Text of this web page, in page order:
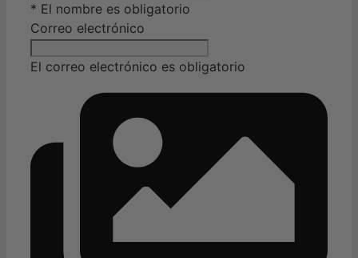
* El nombre es obligatorio
Correo electrónico
El correo electrónico es obligatorio